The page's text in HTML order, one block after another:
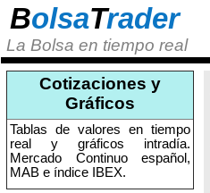
BolsaTrader
La Bolsa en tiempo real
Cotizaciones y
Gráficos
Tablas de valores en tiempo
real y gráficos intradía.
Mercado Continuo español,
MAB e índice IBEX.